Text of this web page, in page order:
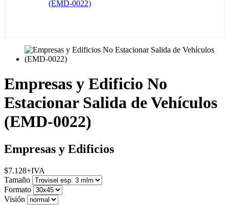
Empresas y Edificio No
Estacionar Salida de Vehículos
(EMD-0022)
Empresas y Edificios
$7.128+IVA
Tamaño
Formato
Visión